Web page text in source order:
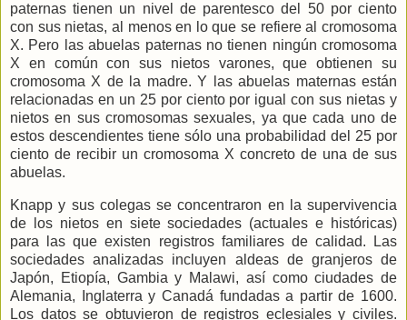
paternas tienen un nivel de parentesco del 50 por ciento
con sus nietas, al menos en lo que se refiere al cromosoma
X. Pero las abuelas paternas no tienen ningún cromosoma
X en común con sus nietos varones, que obtienen su
cromosoma X de la madre. Y las abuelas maternas están
relacionadas en un 25 por ciento por igual con sus nietas y
nietos en sus cromosomas sexuales, ya que cada uno de
estos descendientes tiene sólo una probabilidad del 25 por
ciento de recibir un cromosoma X concreto de una de sus
abuelas.
Knapp y sus colegas se concentraron en la supervivencia
de los nietos en siete sociedades (actuales e históricas)
para las que existen registros familiares de calidad. Las
sociedades analizadas incluyen aldeas de granjeros de
Japón, Etiopía, Gambia y Malawi, así como ciudades de
Alemania, Inglaterra y Canadá fundadas a partir de 1600.
Los datos se obtuvieron de registros eclesiales y civiles.